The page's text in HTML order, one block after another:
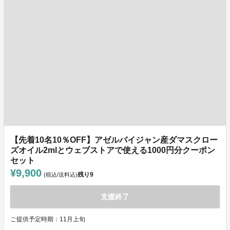
【先着10名10％OFF】アゼルバイジャン産ダマスクロー
ズオイル2mlとウェブストアで使える1000円分クーポン
セット
¥9,900 (税込/送料込)残り9
支援終了
ご提供予定時期：11月上旬